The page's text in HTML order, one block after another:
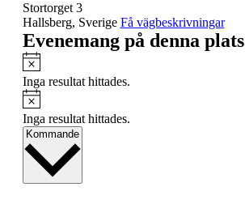
Stortorget 3
Hallsberg, Sverige Få vägbeskrivningar
Evenemang på denna plats
Notis
Inga resultat hittades.
Notis
Inga resultat hittades.
Kommande Välj